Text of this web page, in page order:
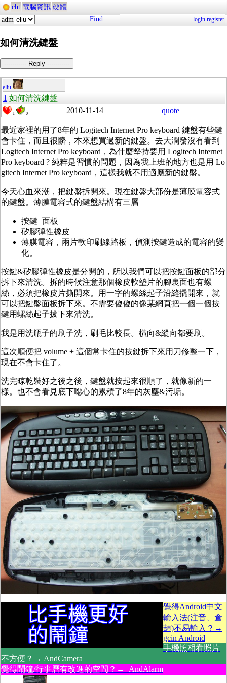
cht 電腦資訊 硬體
adm
Find login register
如何清洗鍵盤
----------- Reply -----------
eliu
1 如何清洗鍵盤
1 0 2010-11-14 quote
最近家裡的用了8年的 Logitech Internet Pro keyboard 鍵盤有些鍵
會卡住，而且很髒，本來想買過新的鍵盤。去大潤發沒有看到
Logitech Internet Pro keyboard，為什麼堅持要用 Logitech Internet
Pro keyboard ? 純粹是習慣的問題，因為我上班的地方也是用 Lo
gitech Internet Pro keyboard，這樣我就不用適應新的鍵盤。
今天心血來潮，把鍵盤拆開來。現在鍵盤大部份是薄膜電容式
的鍵盤。薄膜電容式的鍵盤結構有三層
按鍵+面板
矽膠彈性橡皮
薄膜電容，兩片軟印刷線路板，偵測按鍵造成的電容的變
化。
按鍵&矽膠彈性橡皮是分開的，所以我們可以把按鍵面板的部分
拆下來清洗。拆的時候注意那個橡皮軟墊片的腳裏面也有螺
絲，必須把橡皮片撕開來。用一字的螺絲起子沿縫撬開來，就
可以把鍵盤面板拆下來。不需要傻傻的像某網頁把一個一個按
鍵用螺絲起子拔下來清洗。
我是用洗瓶子的刷子洗，刷毛比較長。橫向&縱向都要刷。
這次順便把 volume + 這個常卡住的按鍵拆下來用刀修整一下，
現在不會卡住了。
洗完晾乾裝好之後之後，鍵盤就按起來很順了，就像新的一
樣。也不會看見底下噁心的累積了8年的灰塵&污垢。
覺得Android中文
輸入法(注音、倉
頡)不易輸入？→
gcin Android
手機照相看照片
不方便？→ AndCamera
覺得鬧鐘/行事曆有改進的空間？→ AndAlarm